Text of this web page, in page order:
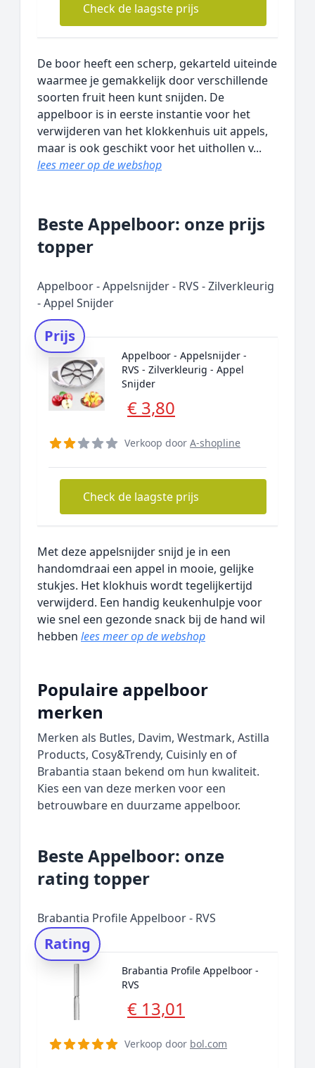
Check de laagste prijs
De boor heeft een scherp, gekarteld uiteinde
waarmee je gemakkelijk door verschillende
soorten fruit heen kunt snijden. De
appelboor is in eerste instantie voor het
verwijderen van het klokkenhuis uit appels,
maar is ook geschikt voor het uithollen v...
lees meer op de webshop
Beste Appelboor: onze prijs
topper
Appelboor - Appelsnijder - RVS - Zilverkleurig
- Appel Snijder
Prijs
Appelboor - Appelsnijder -
RVS - Zilverkleurig - Appel
Snijder
€ 3,80
Verkoop door A-shopline
Check de laagste prijs
Met deze appelsnijder snijd je in een
handomdraai een appel in mooie, gelijke
stukjes. Het klokhuis wordt tegelijkertijd
verwijderd. Een handig keukenhulpje voor
wie snel een gezonde snack bij de hand wil
hebben lees meer op de webshop
Populaire appelboor
merken
Merken als Butles, Davim, Westmark, Astilla
Products, Cosy&Trendy, Cuisinly en of
Brabantia staan bekend om hun kwaliteit.
Kies een van deze merken voor een
betrouwbare en duurzame appelboor.
Beste Appelboor: onze
rating topper
Brabantia Profile Appelboor - RVS
Rating
Brabantia Profile Appelboor -
RVS
€ 13,01
Verkoop door bol.com